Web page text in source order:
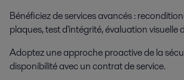
Bénéficiez de services avancés :
plaques, test d'intégrité, évaluation visuelle
Adoptez une approche proactive de la
disponibilité avec un contrat de service.